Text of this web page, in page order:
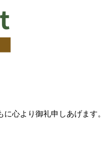
心より御礼申しあげます。